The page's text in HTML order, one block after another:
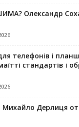
Олександр
телефонів і
стандартів і
Михайло Дерлиця